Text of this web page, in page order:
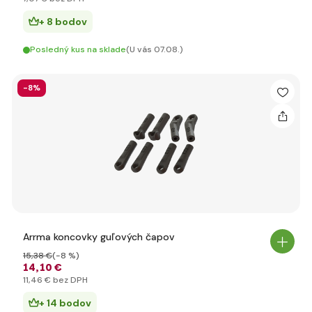
+ 8 bodov
Posledný kus na sklade(U vás 07.08.)
-8%
Arrma koncovky guľových čapov
14,10 €
15,38 €(-8 %)
11,46 € bez DPH
+ 14 bodov